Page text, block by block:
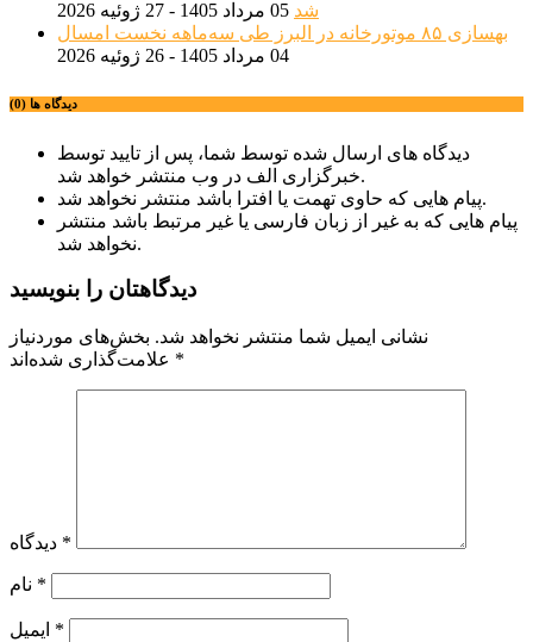
شد 05 مرداد 1405 - 27 ژوئیه 2026
بهسازی ۸۵ موتورخانه در البرز طی سه‌ماهه نخست امسال
04 مرداد 1405 - 26 ژوئیه 2026
دیدگاه ها (0)
دیدگاه های ارسال شده توسط شما، پس از تایید توسط
خبرگزاری الف در وب منتشر خواهد شد.
پیام هایی که حاوی تهمت یا افترا باشد منتشر نخواهد شد.
پیام هایی که به غیر از زبان فارسی یا غیر مرتبط باشد منتشر
نخواهد شد.
دیدگاهتان را بنویسید
نشانی ایمیل شما منتشر نخواهد شد. بخش‌های موردنیاز
*
*
*
*